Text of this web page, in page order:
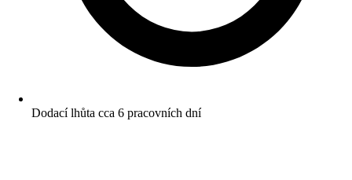
Dodací lhůta cca 6 pracovních dní